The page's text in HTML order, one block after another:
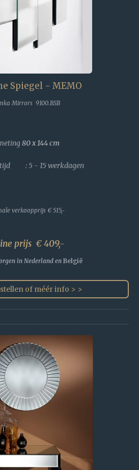
Spiegel - MEMO
Mirrors 9100.BSB
80 x 144cm
: 5 - 15 werkdagen
verkoopprijs € 515,-
prijs € 409,-
in Nederland en België
of méér info > >